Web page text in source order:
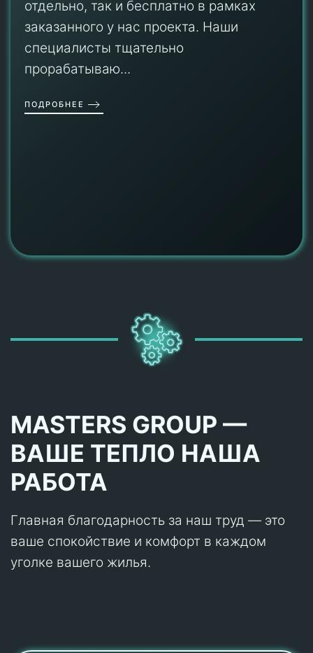
отдельно, так и бесплатно в рамках
заказанного у нас проекта. Наши
специалисты тщательно
прорабатываю...
ПОДРОБНЕЕ
MASTERS GROUP —
ВАШЕ ТЕПЛО НАША
РАБОТА
Главная благодарность за наш труд — это
ваше спокойствие и комфорт в каждом
уголке вашего жилья.